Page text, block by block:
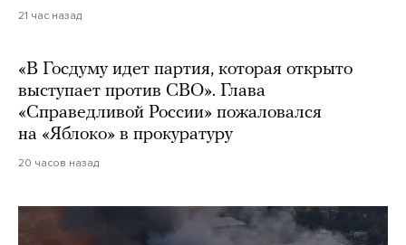
21 час назад
«В Госдуму идет партия, которая открыто
выступает против СВО». Глава
«Справедливой России» пожаловался
на «Яблоко» в прокуратуру
20 часов назад